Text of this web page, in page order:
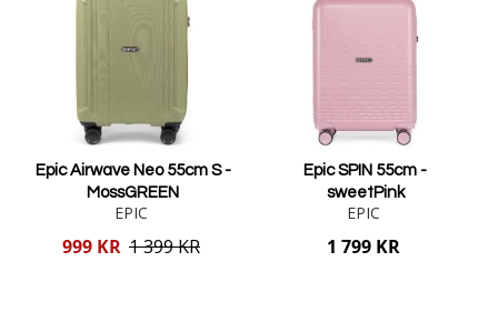
Epic Airwave Neo 55cm S -
MossGREEN
EPIC
Reducerat
999 KR 1 399 KR
Epic SPIN 55cm -
sweetPink
EPIC
1 799 KR